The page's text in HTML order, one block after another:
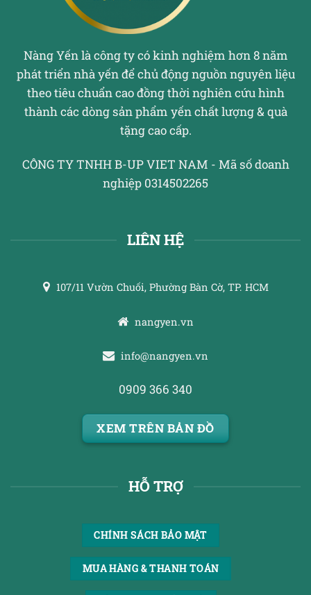
Nàng Yến là công ty có kinh nghiệm hơn 8 năm
phát triển nhà yến để chủ động nguồn nguyên liệu
theo tiêu chuẩn cao đồng thời nghiên cứu hình
thành các dòng sản phẩm yến chất lượng & quà
tặng cao cấp.
CÔNG TY TNHH B-UP VIET NAM - Mã số doanh
nghiệp 0314502265
LIÊN HỆ
107/11 Vườn Chuối, Phường Bàn Cờ, TP. HCM
nangyen.vn
info@nangyen.vn
0909 366 340
XEM TRÊN BẢN ĐỒ
HỖ TRỢ
CHÍNH SÁCH BẢO MẬT
MUA HÀNG & THANH TOÁN